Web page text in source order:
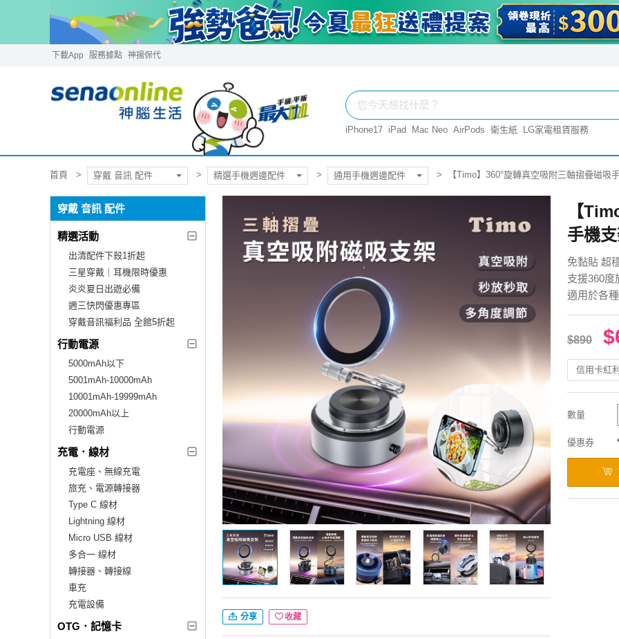
下載App 服務據點 神揚保代
iPhone17 iPad Mac Neo AirPods 衛生紙 LG家電租賃服務
首頁 穿戴 音訊 配件 精選手機週邊配件 通用手機週邊配件 【Timo】360°旋轉真空吸附三軸摺疊磁吸
穿戴 音訊 配件
精選活動
出清配件下殺1折起
三星穿戴｜耳機限時優惠
炎炎夏日出遊必備
週三快閃優惠專區
穿戴音訊福利品 全館5折起
行動電源
5000mAh以下
5001mAh-10000mAh
10001mAh-19999mAh
20000mAh以上
行動電源
充電．線材
充電座、無線充電
旅充、電源轉接器
Type C 線材
Lightning 線材
Micro USB 線材
多合一 線材
轉接器、轉接線
車充
充電設備
OTG．記憶卡
分享 收藏
【
手機
免黏貼 超
支援360度
適用於各
$890
信用卡紅
數量
優惠券